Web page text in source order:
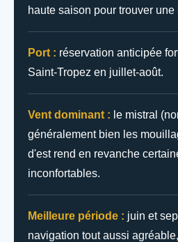
haute saison pour trouver
Port : réservation anticipée
Saint-Tropez en juillet-août.
Vent dominant : le mistral
généralement bien les
d'est rend en revanche
inconfortables.
Meilleure période : juin et
navigation tout aussi